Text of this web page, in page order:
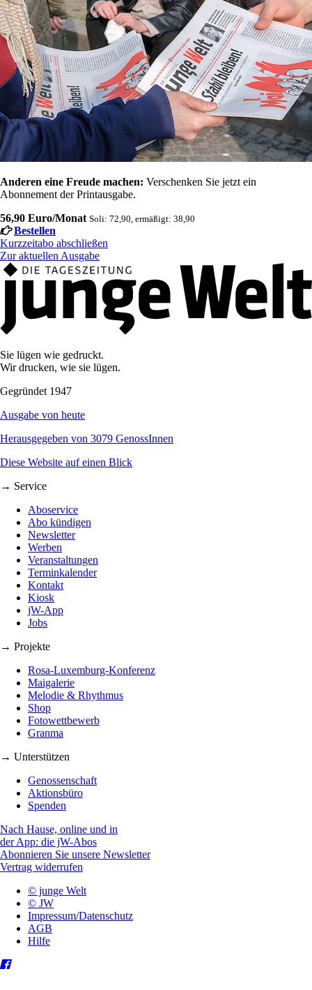
Anderen eine Freude machen: Verschenken Sie jetzt ein
Abonnement der Printausgabe.
56,90 Euro/Monat Soli: 72,90, ermäßigt: 38,90
Bestellen
Kurzzeitabo abschließen
Zur aktuellen Ausgabe
Sie lügen wie gedruckt.
Wir drucken, wie sie lügen.
Gegründet 1947
Ausgabe von heute
Herausgegeben von 3079 GenossInnen
Diese Website auf einen Blick
→ Service
Aboservice
Abo kündigen
Newsletter
Werben
Veranstaltungen
Terminkalender
Kontakt
Kiosk
jW-App
Jobs
→ Projekte
Rosa-Luxemburg-Konferenz
Maigalerie
Melodie & Rhythmus
Shop
Fotowettbewerb
Granma
→ Unterstützen
Genossenschaft
Aktionsbüro
Spenden
Nach Hause, online und in
der App: die jW-Abos
Abonnieren Sie unsere Newsletter
Vertrag widerrufen
© junge Welt
© JW
Impressum/Datenschutz
AGB
Hilfe